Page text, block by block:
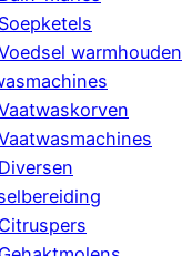
Soepketels
warmhouden
Diversen
Citruspers